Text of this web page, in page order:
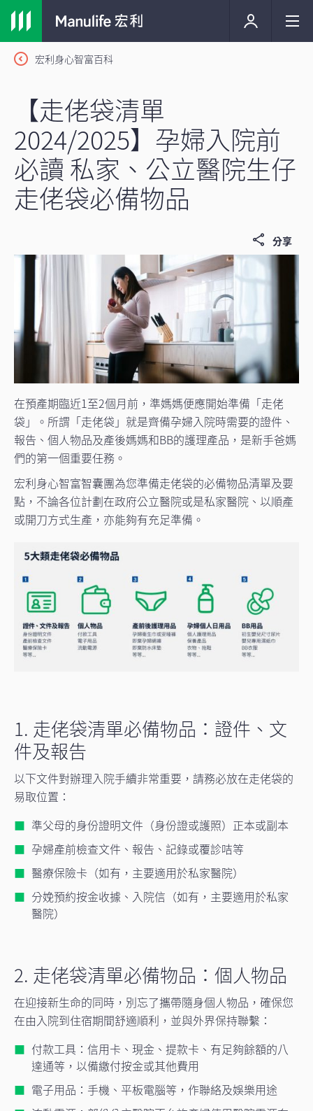
宏利身心智富百科
【走佬袋清單
2024/2025】孕婦入院前
必讀 私家、公立醫院生仔
走佬袋必備物品
分享
在預產期臨近1至2個月前，準媽媽便應開始準備「走佬
袋」。所謂「走佬袋」就是齊備孕婦入院時需要的證件、
報告、個人物品及產後媽媽和BB的護理產品，是新手爸媽
們的第一個重要任務。
宏利身心智富智囊團為您準備走佬袋的必備物品清單及要
點，不論各位計劃在政府公立醫院或是私家醫院、以順產
或開刀方式生產，亦能夠有充足準備。
1. 走佬袋清單必備物品：證件、文
件及報告
以下文件對辦理入院手續非常重要，請務必放在走佬袋的
易取位置：
準父母的身份證明文件（身份證或護照）正本或副本
孕婦產前檢查文件、報告、記錄或覆診咭等
醫療保險卡（如有，主要適用於私家醫院）
分娩預約按金收據、入院信（如有，主要適用於私家
醫院）
2. 走佬袋清單必備物品：個人物品
在迎接新生命的同時，別忘了攜帶隨身個人物品，確保您
在由入院到住宿期間舒適順利，並與外界保持聯繫：
付款工具：信用卡、現金、提款卡、有足夠餘額的八
達通等，以備繳付按金或其他費用
電子用品：手機、平板電腦等，作聯絡及娛樂用途